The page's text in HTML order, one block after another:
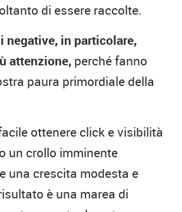
di essere raccolte.
negative, in particolare,
attenzione, perché fanno
paura primordiale della
ottenere click e visibilità
un crollo imminente
una crescita modesta e
è una marea di